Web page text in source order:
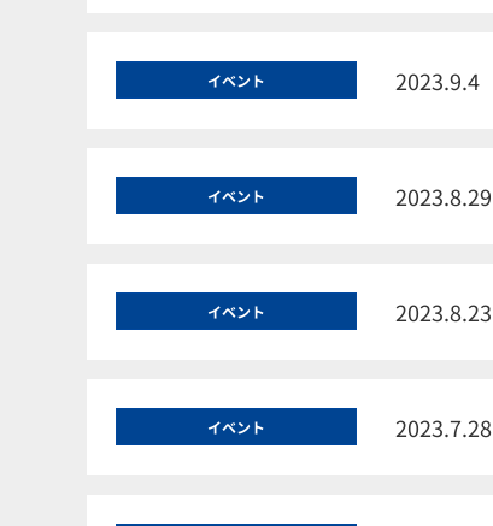
イベント 2023.9.4
イベント 2023.8.29
イベント 2023.8.23
イベント 2023.7.28